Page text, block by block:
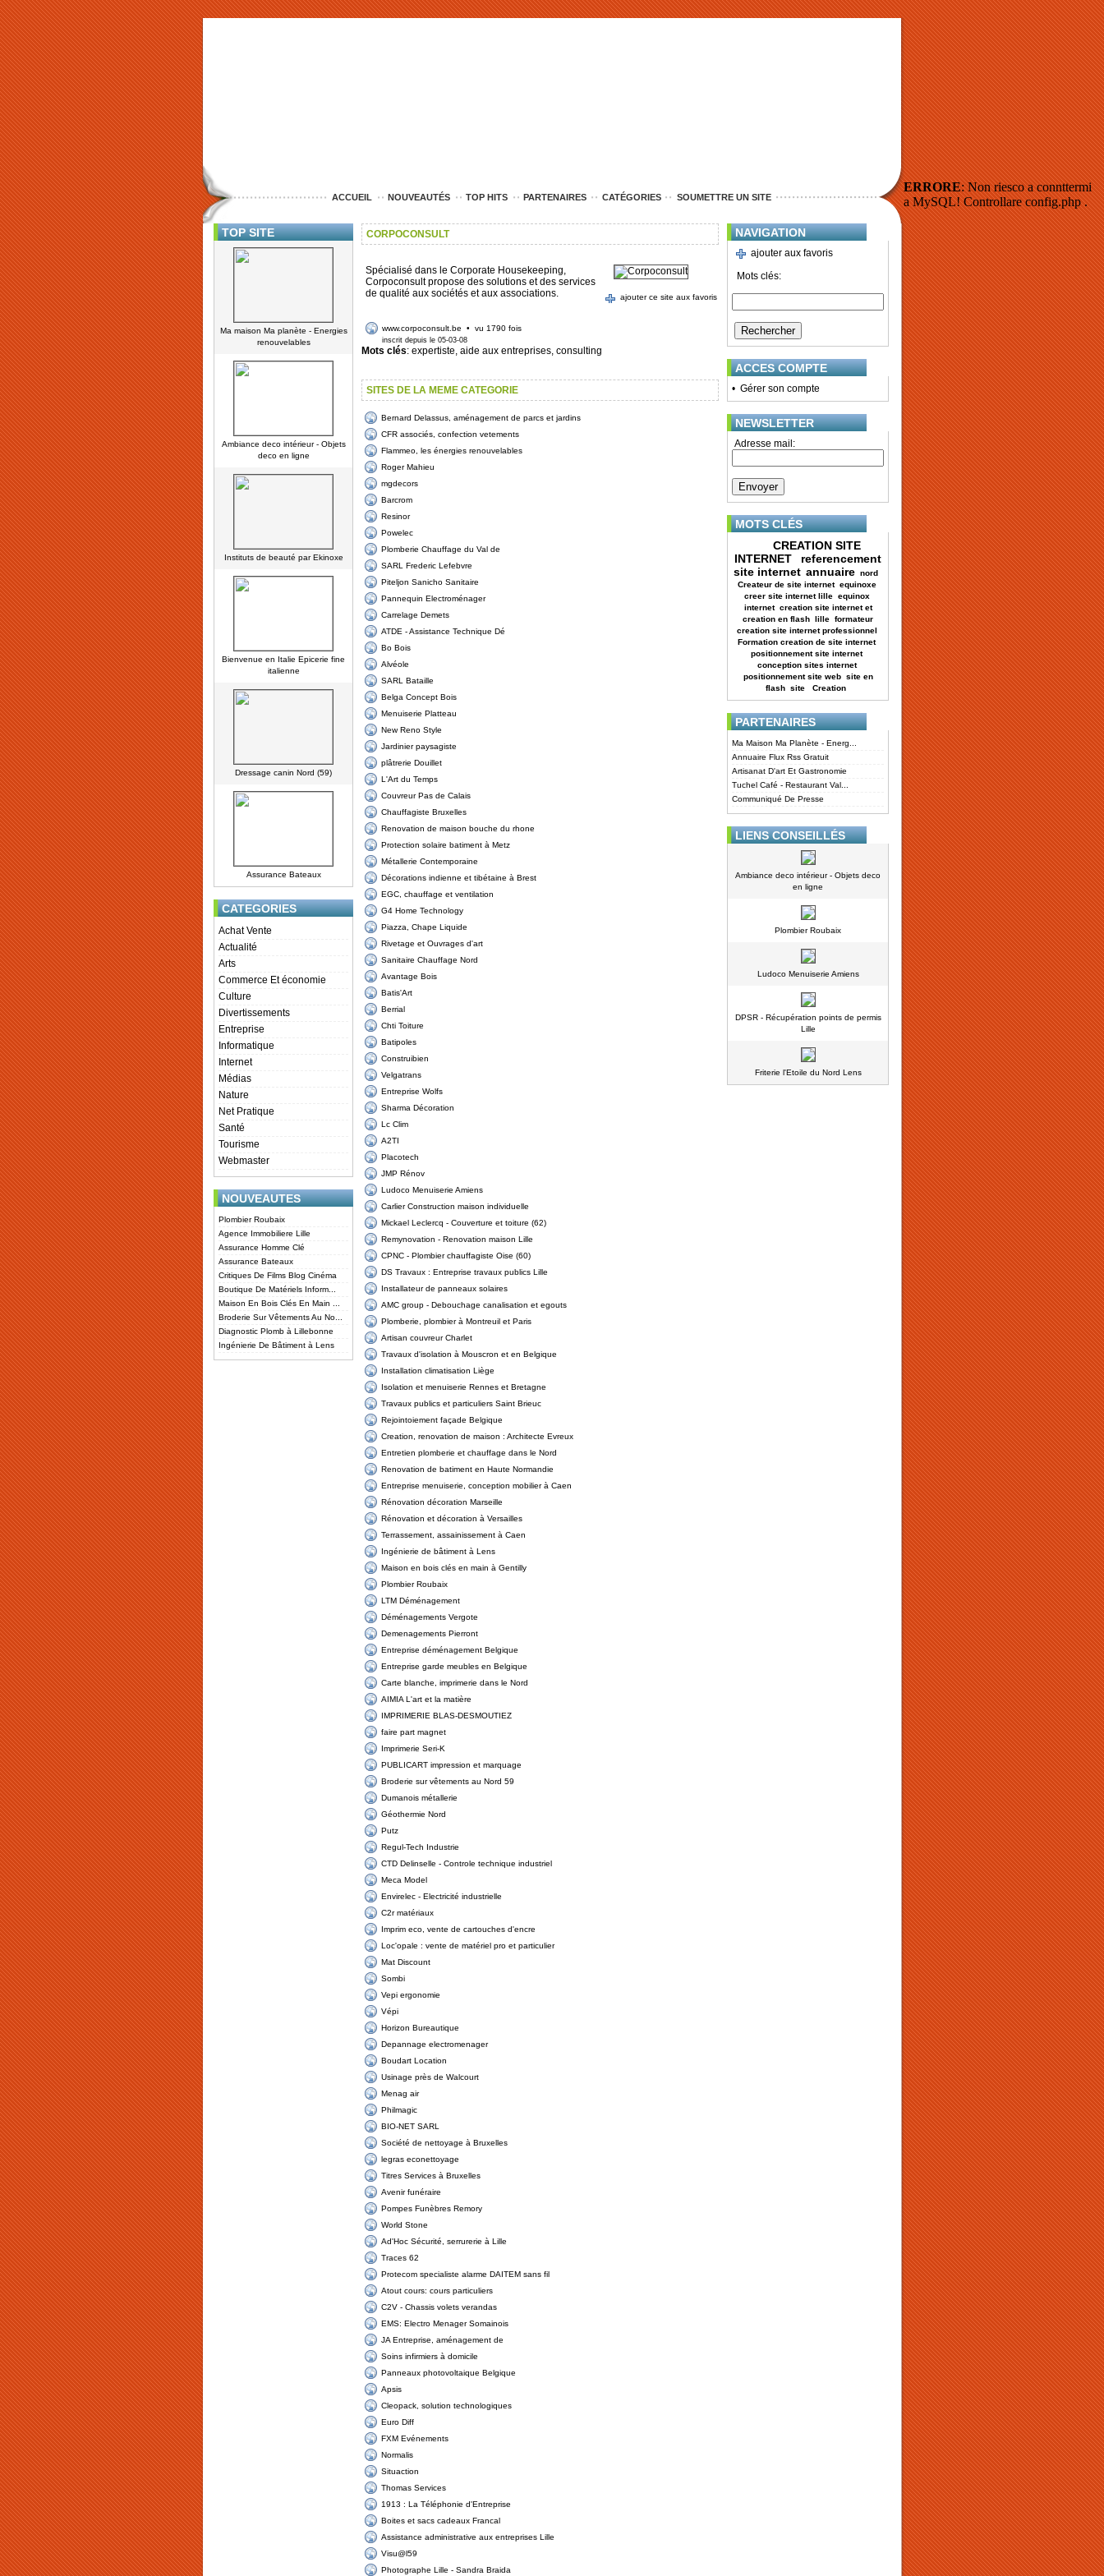
ACCUEIL NOUVEAUTÉS TOP HITS PARTENAIRES CATÉGORIES SOUMETTRE UN SITE
TOP SITE
Ma maison Ma planète - Energies
renouvelables
Ambiance deco intérieur - Objets
deco en ligne
Instituts de beauté par Ekinoxe
Bienvenue en Italie Epicerie fine
italienne
Dressage canin Nord (59)
Assurance Bateaux
CATEGORIES
Achat Vente
Actualité
Arts
Commerce Et économie
Culture
Divertissements
Entreprise
Informatique
Internet
Médias
Nature
Net Pratique
Santé
Tourisme
Webmaster
NOUVEAUTES
Plombier Roubaix
Agence Immobiliere Lille
Assurance Homme Clé
Assurance Bateaux
Critiques De Films Blog Cinéma
Boutique De Matériels Inform...
Maison En Bois Clés En Main ...
Broderie Sur Vêtements Au No...
Diagnostic Plomb à Lillebonne
Ingénierie De Bâtiment à Lens
CORPOCONSULT
Spécialisé dans le Corporate Housekeeping,
Corpoconsult propose des solutions et des services
de qualité aux sociétés et aux associations.
www.corpoconsult.be • vu 1790 fois
inscrit depuis le 05-03-08
ajouter ce site aux favoris
Mots clés: expertiste, aide aux entreprises, consulting
SITES DE LA MEME CATEGORIE
Bernard Delassus, aménagement de parcs et jardins
CFR associés, confection vetements
Flammeo, les énergies renouvelables
Roger Mahieu
mgdecors
Barcrom
Resinor
Powelec
Plomberie Chauffage du Val de
SARL Frederic Lefebvre
Piteljon Sanicho Sanitaire
Pannequin Electroménager
Carrelage Demets
ATDE - Assistance Technique Dé
Bo Bois
Alvéole
SARL Bataille
Belga Concept Bois
Menuiserie Platteau
New Reno Style
Jardinier paysagiste
plâtrerie Douillet
L'Art du Temps
Couvreur Pas de Calais
Chauffagiste Bruxelles
Renovation de maison bouche du rhone
Protection solaire batiment à Metz
Métallerie Contemporaine
Décorations indienne et tibétaine à Brest
EGC, chauffage et ventilation
G4 Home Technology
Piazza, Chape Liquide
Rivetage et Ouvrages d'art
Sanitaire Chauffage Nord
Avantage Bois
Batis'Art
Berrial
Chti Toiture
Batipoles
Construibien
Velgatrans
Entreprise Wolfs
Sharma Décoration
Lc Clim
A2TI
Placotech
JMP Rénov
Ludoco Menuiserie Amiens
Carlier Construction maison individuelle
Mickael Leclercq - Couverture et toiture (62)
Remynovation - Renovation maison Lille
CPNC - Plombier chauffagiste Oise (60)
DS Travaux : Entreprise travaux publics Lille
Installateur de panneaux solaires
AMC group - Debouchage canalisation et egouts
Plomberie, plombier à Montreuil et Paris
Artisan couvreur Charlet
Travaux d'isolation à Mouscron et en Belgique
Installation climatisation Liège
Isolation et menuiserie Rennes et Bretagne
Travaux publics et particuliers Saint Brieuc
Rejointoiement façade Belgique
Creation, renovation de maison : Architecte Evreux
Entretien plomberie et chauffage dans le Nord
Renovation de batiment en Haute Normandie
Entreprise menuiserie, conception mobilier à Caen
Rénovation décoration Marseille
Rénovation et décoration à Versailles
Terrassement, assainissement à Caen
Ingénierie de bâtiment à Lens
Maison en bois clés en main à Gentilly
Plombier Roubaix
LTM Déménagement
Déménagements Vergote
Demenagements Pierront
Entreprise déménagement Belgique
Entreprise garde meubles en Belgique
Carte blanche, imprimerie dans le Nord
AIMIA L'art et la matière
IMPRIMERIE BLAS-DESMOUTIEZ
faire part magnet
Imprimerie Seri-K
PUBLICART impression et marquage
Broderie sur vêtements au Nord 59
Dumanois métallerie
Géothermie Nord
Putz
Regul-Tech Industrie
CTD Delinselle - Controle technique industriel
Meca Model
Envirelec - Electricité industrielle
C2r matériaux
Imprim eco, vente de cartouches d'encre
Loc'opale : vente de matériel pro et particulier
Mat Discount
Sombi
Vepi ergonomie
Vépi
Horizon Bureautique
Depannage electromenager
Boudart Location
Usinage près de Walcourt
Menag air
Philmagic
BIO-NET SARL
Société de nettoyage à Bruxelles
legras econettoyage
Titres Services à Bruxelles
Avenir funéraire
Pompes Funèbres Remory
World Stone
Ad'Hoc Sécurité, serrurerie à Lille
Traces 62
Protecom specialiste alarme DAITEM sans fil
Atout cours: cours particuliers
C2V - Chassis volets verandas
EMS: Electro Menager Somainois
JA Entreprise, aménagement de
Soins infirmiers à domicile
Panneaux photovoltaique Belgique
Apsis
Cleopack, solution technologiques
Euro Diff
FXM Evénements
Normalis
Situaction
Thomas Services
1913 : La Téléphonie d'Entreprise
Boites et sacs cadeaux Francal
Assistance administrative aux entreprises Lille
Visu@l59
Photographe Lille - Sandra Braida
NAVIGATION
ajouter aux favoris
Mots clés:
ACCES COMPTE
• Gérer son compte
NEWSLETTER
Adresse mail:
MOTS CLÉS
CREATION SITE
INTERNET
referencement
site internet annuaire nord
Createur de site internet equinoxe
creer site internet lille equinox
internet creation site internet et
creation en flash lille formateur
creation site internet professionnel
Formation creation de site internet
positionnement site internet
conception sites internet
positionnement site web site en
flash site Creation
PARTENAIRES
Ma Maison Ma Planète - Energ...
Annuaire Flux Rss Gratuit
Artisanat D'art Et Gastronomie
Tuchel Café - Restaurant Val...
Communiqué De Presse
LIENS CONSEILLÉS
Ambiance deco intérieur - Objets deco
en ligne
Plombier Roubaix
Ludoco Menuiserie Amiens
DPSR - Récupération points de permis
Lille
Friterie l'Etoile du Nord Lens
ERRORE: Non riesco a connttermi
a MySQL! Controllare config.php .